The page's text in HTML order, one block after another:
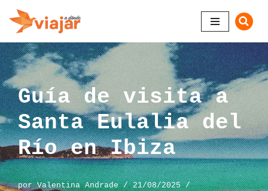
Saltar
al
contenido
Guía de visita a
Santa Eulalia del
Río en Ibiza
porValentina Andrade
21/08/2025